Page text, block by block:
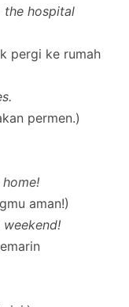
the hospital
pergi ke rumah
permen.)
aman!)